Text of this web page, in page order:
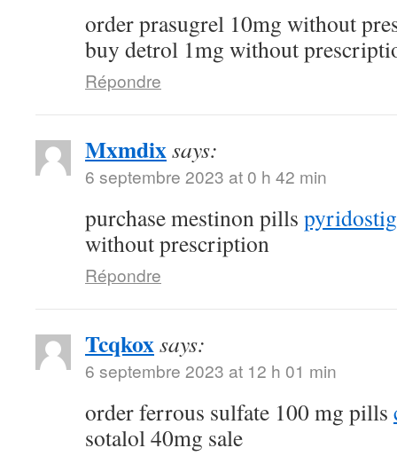
order prasugrel 10mg without
buy detrol 1mg without
Répondre
Mxmdixsays:
6 septembre 2023 at 0 h 42 min
purchase mestinon pills
without prescription
Répondre
Tcqkoxsays:
6 septembre 2023 at 12 h 01 min
order ferrous sulfate 100 mg pills
sotalol 40mg sale